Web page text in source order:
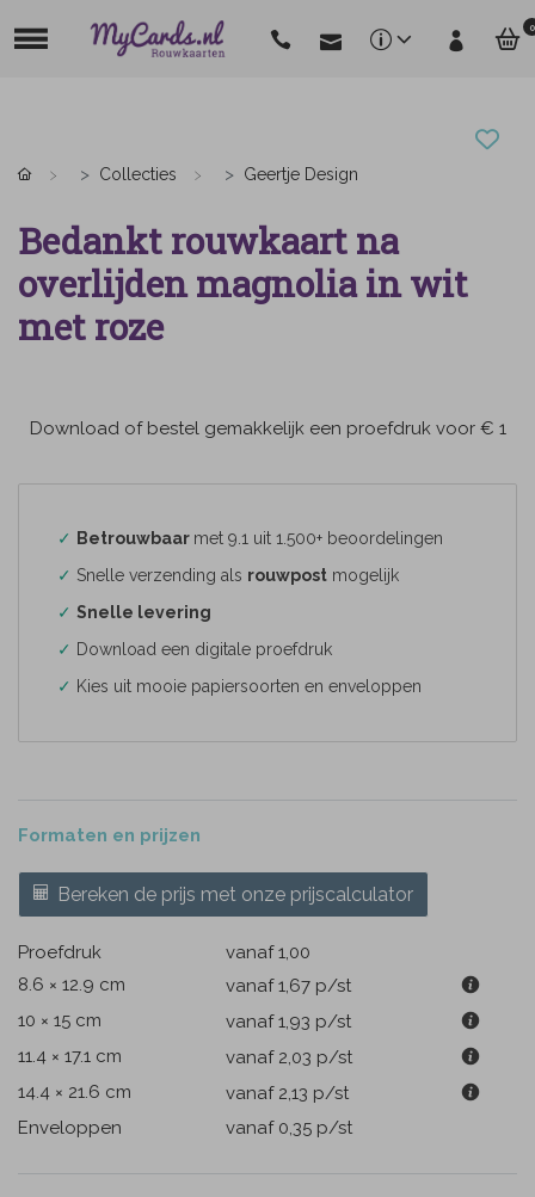
0
Collecties Geertje Design
Bedankt rouwkaart na
overlijden magnolia in wit
met roze
Download of bestel gemakkelijk een proefdruk voor € 1
✓ Betrouwbaar met 9.1 uit 1.500+ beoordelingen
✓ Snelle verzending als rouwpost mogelijk
✓ Snelle levering
✓ Download een digitale proefdruk
✓ Kies uit mooie papiersoorten en enveloppen
Formaten en prijzen
Bereken de prijs met onze prijscalculator
Proefdruk
vanaf 1,00
8.6 × 12.9 cm
vanaf 1,67 p/st
10 × 15 cm
vanaf 1,93 p/st
11.4 × 17.1 cm
vanaf 2,03 p/st
14.4 × 21.6 cm
vanaf 2,13 p/st
Enveloppen
vanaf 0,35 p/st